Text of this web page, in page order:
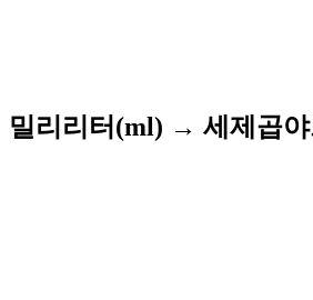
밀리리터(ml) → 세제곱야